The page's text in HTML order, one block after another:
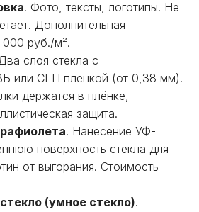
. Фото, тексты, логотипы. Не
Дополнительная
000 руб./м².
слоя стекла с
или СГП плёнкой (от 0,38 мм).
держатся в плёнке,
защита.
. Нанесение УФ-
поверхность стекла для
от выгорания. Стоимость
(умное стекло).